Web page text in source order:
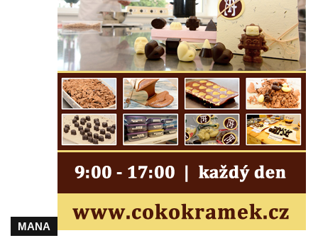
Hřbitovní kaple na hřbitově v Lužci nad
Vltavou
Márnice na hřbitově v Lužci nad Vltavou
Márnice na hřbitově v Hrobčicích
Kostel svatého Havla na hřbitově v
Hrobčicích
Kaple svatého Vavřince v Mirošovicích
Márnice na hřbitově v Račicích
Márnice na hřbitově v Dobříni
Kaple v Bezděkově
Kaple Nejsvětější Trojice v centru Liběšic
MANA